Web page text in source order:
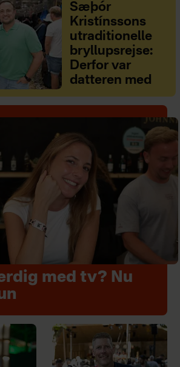
Sæþór
Kristínssons
utraditionelle
bryllupsrejse:
Derfor var
datteren med
med tv? Nu